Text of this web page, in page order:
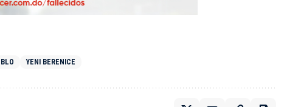
YENI BERENICE